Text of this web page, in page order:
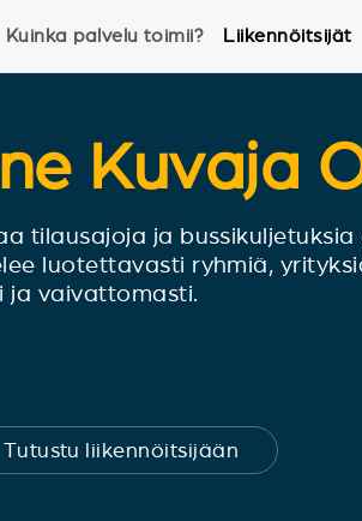
Kuinka palvelu toimii? Liikennöitsijät
Kuvaja
tilausajoja ja
luotettavasti ryhmiä,
ja vaivattomasti.
Tutustu liikennöitsijään